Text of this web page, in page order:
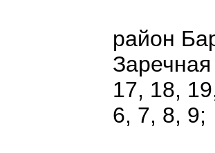
район
17, 18,
6, 7, 8, 9;